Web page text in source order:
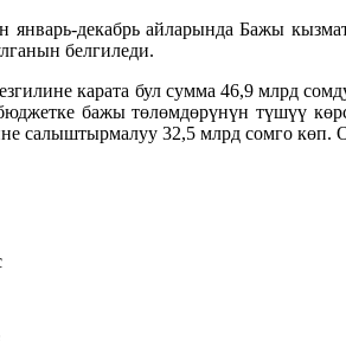
январь-декабрь айларында Бажы
белгиледи.
карата бул сумма 46,9 млрд
бажы төлөмдөрүнүн түшүү
салыштырмалуу 32,5 млрд сомго көп.